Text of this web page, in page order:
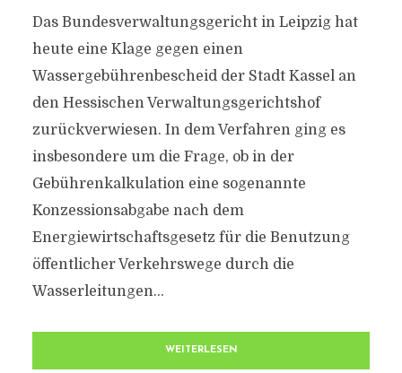
Das Bundesverwaltungsgericht in Leipzig hat
heute eine Klage gegen einen
Wassergebührenbescheid der Stadt Kassel an
den Hessischen Verwaltungsgerichtshof
zurückverwiesen. In dem Verfahren ging es
insbesondere um die Frage, ob in der
Gebührenkalkulation eine sogenannte
Konzessionsabgabe nach dem
Energiewirtschaftsgesetz für die Benutzung
öffentlicher Verkehrswege durch die
Wasserleitungen...
WEITERLESEN